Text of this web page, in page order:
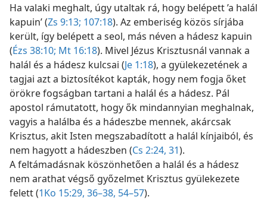
Ha valaki meghalt, úgy utaltak rá, hogy belépett ’a halál
kapuin’ (Zs 9:13; 107:18). Az emberiség közös sírjába
került, így belépett a seol, más néven a hádesz kapuin
(Ézs 38:10; Mt 16:18). Mivel Jézus Krisztusnál vannak a
halál és a hádesz kulcsai (Je 1:18), a gyülekezetének a
tagjai azt a biztosítékot kapták, hogy nem fogja őket
örökre fogságban tartani a halál és a hádesz. Pál
apostol rámutatott, hogy ők mindannyian meghalnak,
vagyis a halálba és a hádeszbe mennek, akárcsak
Krisztus, akit Isten megszabadított a halál kínjaiból, és
nem hagyott a hádeszben (Cs 2:24, 31).
A feltámadásnak köszönhetően a halál és a hádesz
nem arathat végső győzelmet Krisztus gyülekezete
felett (1Ko 15:29, 36–38, 54–57).